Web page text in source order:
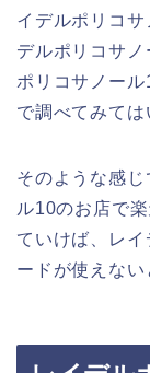
イデルポリコ
デルポリコサ
ポリコサノー
で調べてみては
そのような感
ル10のお店で
ていけば、レ
ードが使えない